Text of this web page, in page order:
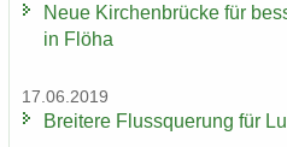
Neue Kir­chen­brü­cke für
in Flöha
17.06.2019
Brei­te­re Fluss­que­rung für